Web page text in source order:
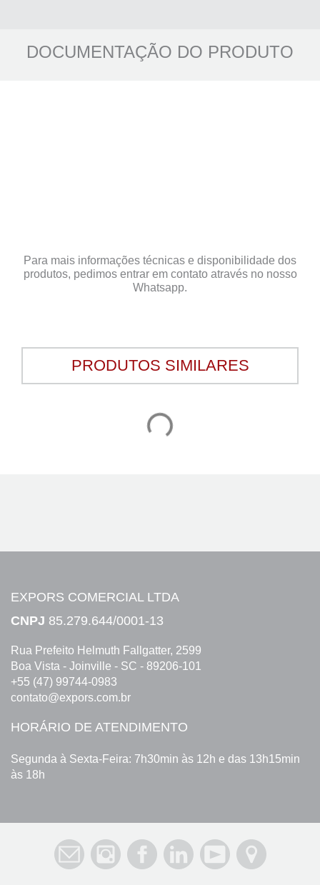
DOCUMENTAÇÃO DO PRODUTO
Para mais informações técnicas e disponibilidade dos
produtos, pedimos entrar em contato através no nosso
Whatsapp.
PRODUTOS SIMILARES
EXPORS COMERCIAL LTDA
CNPJ 85.279.644/0001-13
Rua Prefeito Helmuth Fallgatter, 2599
Boa Vista - Joinville - SC - 89206-101
+55 (47) 99744-0983
contato@expors.com.br
HORÁRIO DE ATENDIMENTO
Segunda à Sexta-Feira: 7h30min às 12h e das 13h15min
às 18h